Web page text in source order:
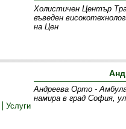
Холистичен Център
въведен
на Цен
Андреева Орто -
намира в град София,
Услуги